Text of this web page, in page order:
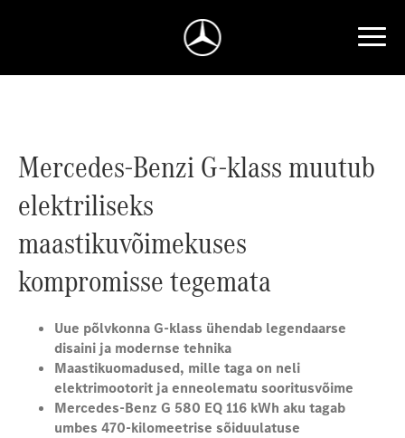
Mercedes-Benzi G-klass muutub
elektriliseks
maastikuvõimekuses
kompromisse tegemata
Uue põlvkonna G-klass ühendab legendaarse
disaini ja modernse tehnika
Maastikuomadused, mille taga on neli
elektrimootorit ja enneolematu sooritusvõime
Mercedes-Benz G 580 EQ 116 kWh aku tagab
umbes 470-kilomeetrise sõiduulatuse